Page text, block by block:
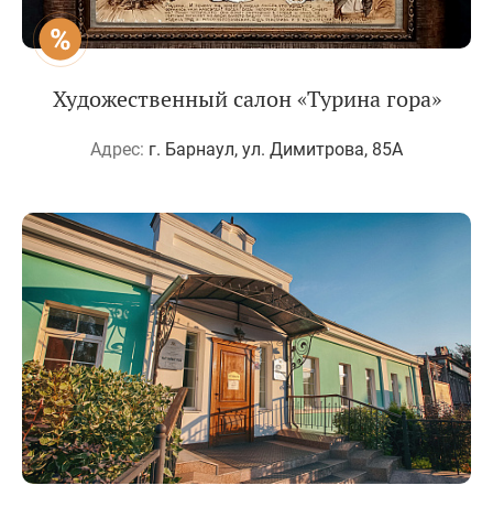
Художественный салон «Турина гора»
Адрес: г. Барнаул, ул. Димитрова, 85А